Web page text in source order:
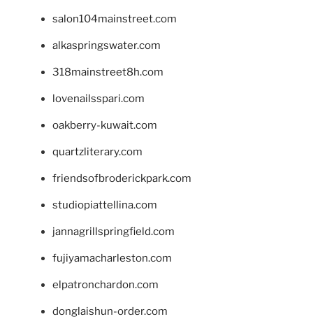
salon104mainstreet.com
alkaspringswater.com
318mainstreet8h.com
lovenailsspari.com
oakberry-kuwait.com
quartzliterary.com
friendsofbroderickpark.com
studiopiattellina.com
jannagrillspringfield.com
fujiyamacharleston.com
elpatronchardon.com
donglaishun-order.com